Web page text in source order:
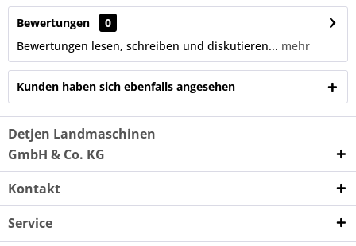
Bewertungen
0
Bewertungen lesen, schreiben und diskutieren... mehr
Kunden haben sich ebenfalls angesehen
Detjen Landmaschinen
GmbH & Co. KG
Kontakt
Service